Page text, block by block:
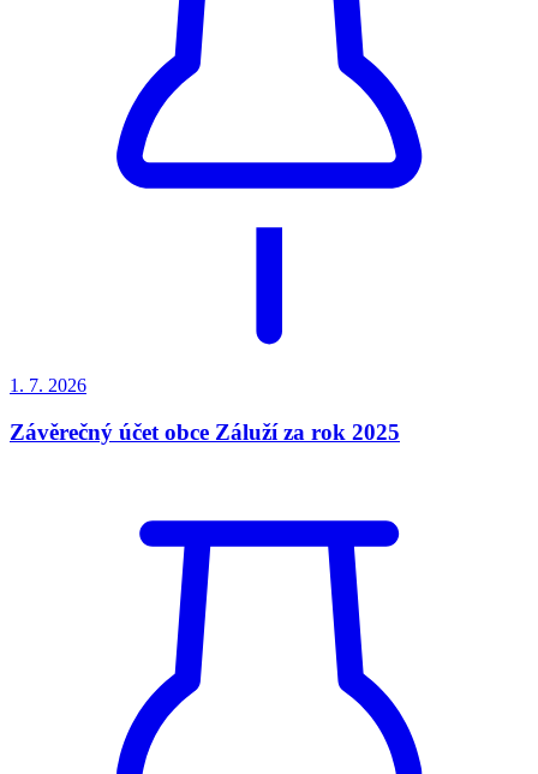
1. 7. 2026
Závěrečný účet obce Záluží za rok 2025